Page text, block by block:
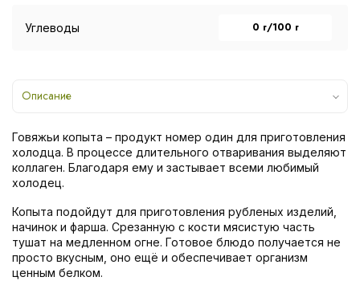
Углеводы 0 г/100 г
Описание
Говяжьи копыта – продукт номер один для приготовления
холодца. В процессе длительного отваривания выделяют
коллаген. Благодаря ему и застывает всеми любимый
холодец.
Копыта подойдут для приготовления рубленых изделий,
начинок и фарша. Срезанную с кости мясистую часть
тушат на медленном огне. Готовое блюдо получается не
просто вкусным, оно ещё и обеспечивает организм
ценным белком.